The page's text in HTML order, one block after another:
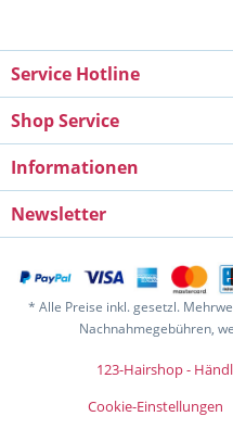
Service Hotline
Shop Service
Informationen
Newsletter
* Alle Preise inkl. gesetzl.
Nachnahmegebühren,
123-Hairshop -
Cookie-Einstellungen